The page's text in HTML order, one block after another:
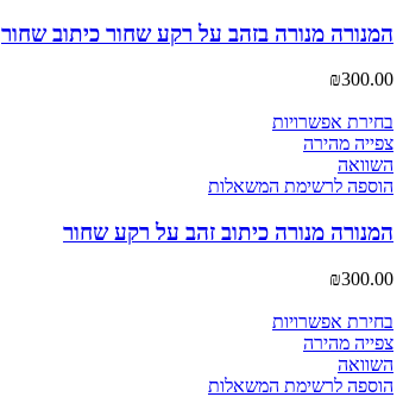
המנורה מנורה בזהב על רקע שחור כיתוב שחור
₪300.00
בחירת אפשרויות
צפייה מהירה
השוואה
הוספה לרשימת המשאלות
המנורה מנורה כיתוב זהב על רקע שחור
₪300.00
בחירת אפשרויות
צפייה מהירה
השוואה
הוספה לרשימת המשאלות